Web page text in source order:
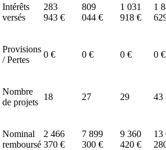
Intérêts
versés
283
943 €
809
044 €
1 031
918 €
1
Provisions
/ Pertes
0 € 0 € 0 € 0 €
Nombre
de projets
18 27 29 43
Nominal
remboursé
2 466
370 €
7 899
300 €
9 360
420 €
13